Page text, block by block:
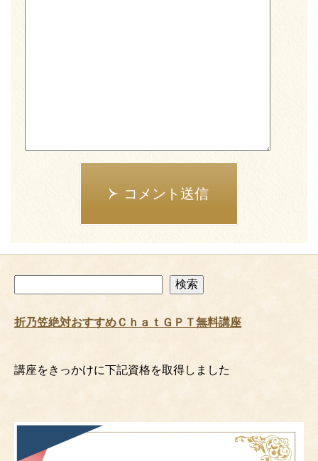
コメント送信
索
検索
折乃笠絶対おすすめＣｈａｔＧＰＴ無料講座
講座をきっかけに下記資格を取得しました